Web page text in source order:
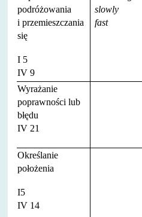
podróżowania
i przemieszczania
się
I 5
IV 9
slowly
fast
Wyrażanie
poprawności lub
błędu
IV 21
Określanie
położenia
I5
IV 14